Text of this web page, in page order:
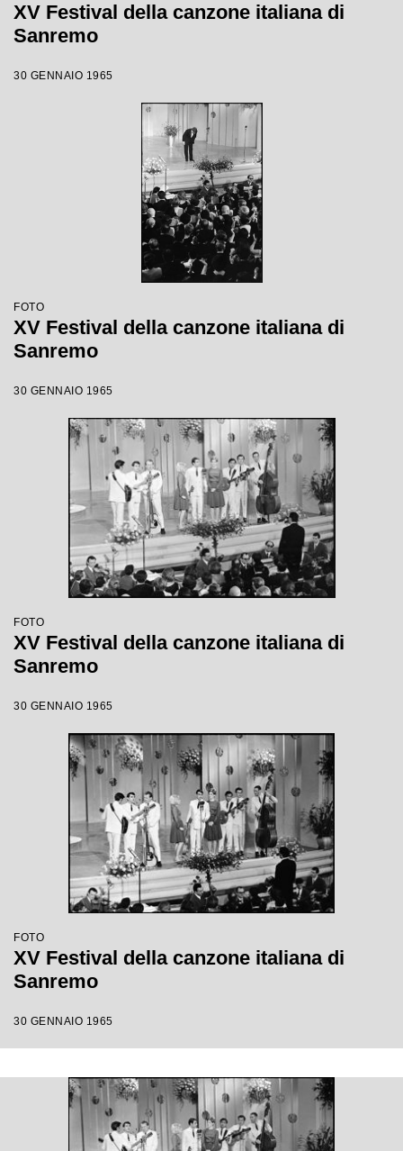
XV Festival della canzone italiana di
Sanremo
30 GENNAIO 1965
FOTO
XV Festival della canzone italiana di
Sanremo
30 GENNAIO 1965
FOTO
XV Festival della canzone italiana di
Sanremo
30 GENNAIO 1965
FOTO
XV Festival della canzone italiana di
Sanremo
30 GENNAIO 1965